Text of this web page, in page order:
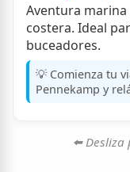
Aventura
costera. Ideal
buceadores.
💡 Comienza tu
Pennekamp y
⬅️ Desliza